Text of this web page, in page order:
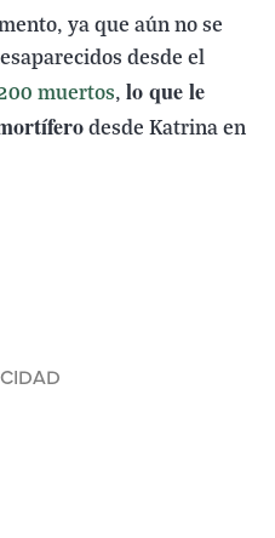
ya que aún no se
desde el
muertos, lo que le
desde Katrina en